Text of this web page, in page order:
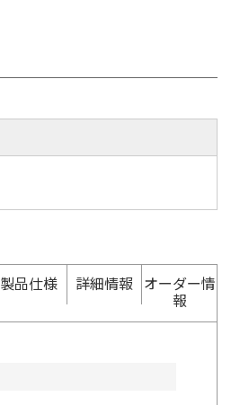
製品仕様 詳細情報
オーダー情
報